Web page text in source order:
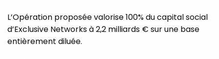
L’Opération proposée valorise 100% du capital social
d’Exclusive Networks à 2,2 milliards € sur une base
entièrement diluée.